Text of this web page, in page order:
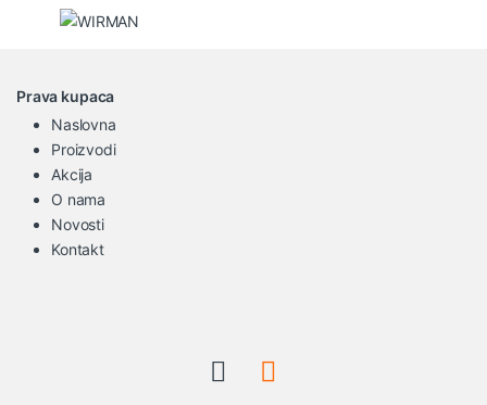
Prava kupaca
Naslovna
Proizvodi
Akcija
O nama
Novosti
Kontakt